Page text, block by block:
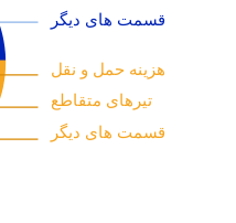
قسمت های دیگر
هزینه حمل و نقل
تیرهای متقاطع
قسمت های دیگر